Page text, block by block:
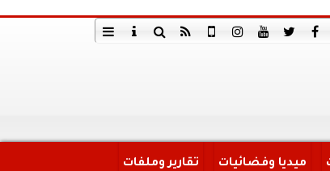
ميديا وفضائيات تقارير وملفات